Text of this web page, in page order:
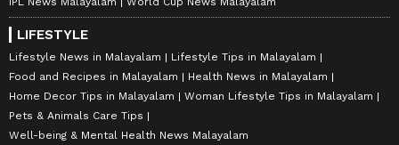
LIFESTYLE
Lifestyle News in Malayalam
Lifestyle Tips in Malayalam
Food and Recipes in Malayalam
Health News in Malayalam
Home Decor Tips in Malayalam
Woman Lifestyle Tips in Malayalam
Pets & Animals Care Tips
Well-being & Mental Health News Malayalam